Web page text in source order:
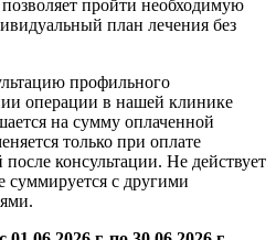
пройти необходимую
план лечения без
профильного
операции в нашей клинике
на сумму оплаченной
только при оплате
консультации. Не действует
суммируется с другими